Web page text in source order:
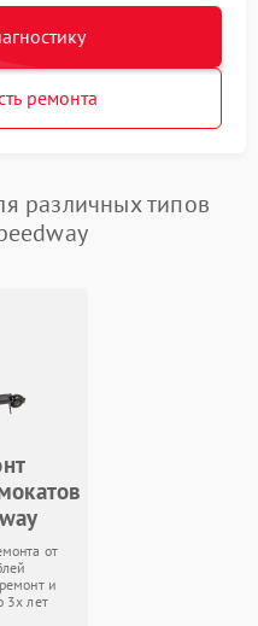
ремонта
различных типов
от
и
3х лет